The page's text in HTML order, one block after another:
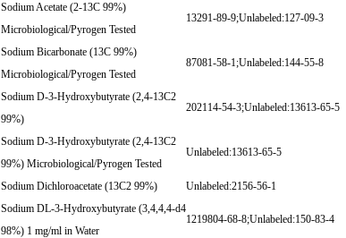
Sodium Acetate (2-13C 99%)
Microbiological/Pyrogen Tested
13291-89-9;Unlabeled:127-09-3
Sodium Bicarbonate (13C 99%)
Microbiological/Pyrogen Tested
87081-58-1;Unlabeled:144-55-8
Sodium D-3-Hydroxybutyrate (2,4-13C2
99%)
202114-54-3;Unlabeled:13613-65-5
Sodium D-3-Hydroxybutyrate (2,4-13C2
99%) Microbiological/Pyrogen Tested
Unlabeled:13613-65-5
Sodium Dichloroacetate (13C2 99%) Unlabeled:2156-56-1
Sodium DL-3-Hydroxybutyrate (3,4,4,4-d4
98%) 1 mg/ml in Water
1219804-68-8;Unlabeled:150-83-4